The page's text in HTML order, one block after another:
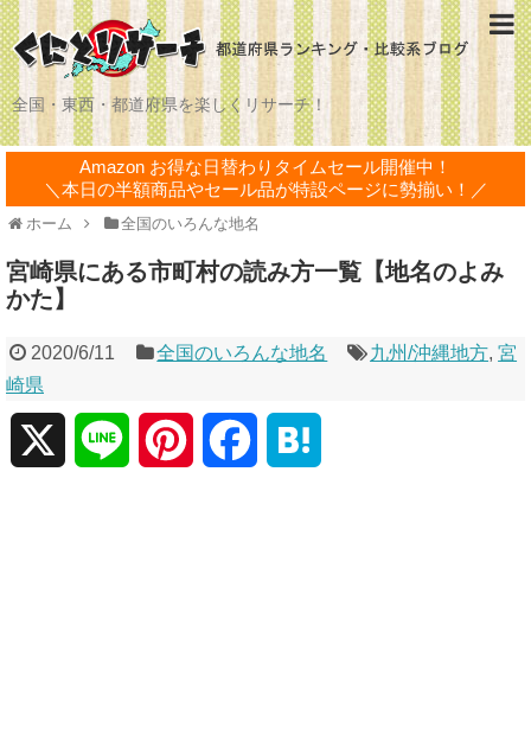
全国・東西・都道府県を楽しくリサーチ！
Amazon お得な日替わりタイムセール開催中！
＼本日の半額商品やセール品が特設ページに勢揃い！／
ホーム 全国のいろんな地名
宮崎県にある市町村の読み方一覧【地名のよみ
かた】
2020/6/11 全国のいろんな地名 九州/沖縄地方,宮
崎県